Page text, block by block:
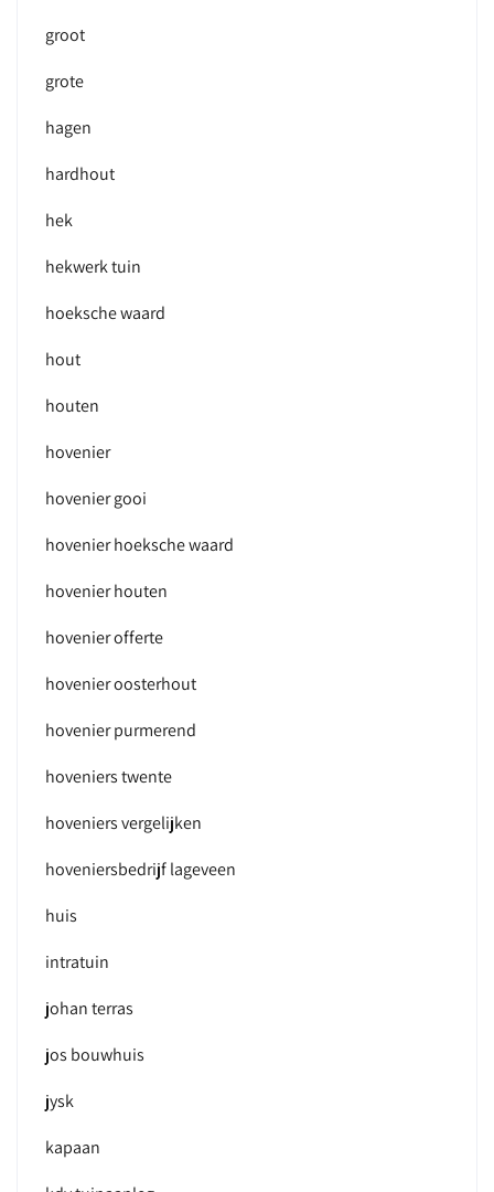
groot
grote
hagen
hardhout
hek
hekwerk tuin
hoeksche waard
hout
houten
hovenier
hovenier gooi
hovenier hoeksche waard
hovenier houten
hovenier offerte
hovenier oosterhout
hovenier purmerend
hoveniers twente
hoveniers vergelijken
hoveniersbedrijf lageveen
huis
intratuin
johan terras
jos bouwhuis
jysk
kapaan